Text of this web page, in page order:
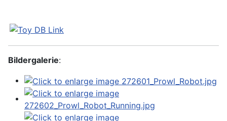
Bildergalerie: